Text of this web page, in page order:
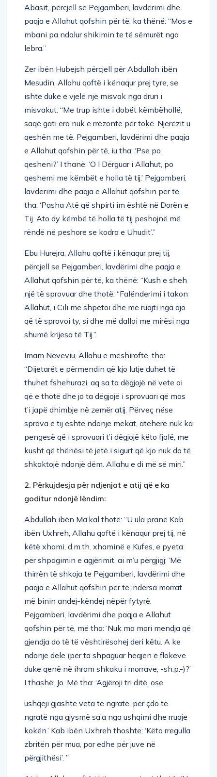
Abasit, përcjell se Pejgamberi, lavdërimi dhe
paqja e Allahut qofshin për të, ka thënë: “Mos e
mbani pa ndalur shikimin te të sëmurët nga
lebra.”
Zer ibën Hubejsh përcjell për Abdullah ibën
Mesudin, Allahu qoftë i kënaqur prej tyre, se
ishte duke e vjelë një misvak nga druri i
misvakut. “Me trup ishte i dobët këmbëhollë,
saqë gati era nuk e rrëzonte për tokë. Njerëzit u
qeshën me të. Pejgamberi, lavdërimi dhe paqja
e Allahut qofshin për të, iu tha: ‘Pse po
qesheni?’ I thanë: ‘O I Dërguar i Allahut, po
qeshemi me këmbët e holla të tij.’ Pejgamberi,
lavdërimi dhe paqja e Allahut qofshin për të,
tha: ‘Pasha Atë që shpirti im është në Dorën e
Tij. Ato dy këmbë të holla të tij peshojnë më
rëndë në peshore se kodra e Uhudit’.”
Ebu Hurejra, Allahu qoftë i kënaqur prej tij,
përcjell se Pejgamberi, lavdërimi dhe paqja e
Allahut qofshin për të, ka thënë: “Kush e sheh
një të sprovuar dhe thotë: “Falënderimi i takon
Allahut, i Cili më shpëtoi dhe më ruajti nga ajo
që të sprovoi ty, si dhe më dalloi me mirësi nga
shumë krijesa të Tij.”
Imam Neveviu, Allahu e mëshiroftë, tha:
“Dijetarët e përmendin që kjo lutje duhet të
thuhet fshehurazi, aq sa ta dëgjojë në vete ai
që e thotë dhe jo ta dëgjojë i sprovuari që mos
t’i japë dhimbje në zemër atij. Përveç nëse
sprova e tij është ndonjë mëkat, atëherë nuk ka
pengesë që i sprovuari t’i dëgjojë këto fjalë, me
kusht që thënësi të jetë i sigurt që kjo nuk do të
shkaktojë ndonjë dëm. Allahu e di më së miri.”
2. Përkujdesja për ndjenjat e atij që e ka
goditur ndonjë lëndim:
Abdullah ibën Ma’kal thotë: “U ula pranë Kab
ibën Uxhreh, Allahu qoftë i kënaqur prej tij, në
këtë xhami, d.m.th. xhaminë e Kufes, e pyeta
për shpagimin e agjërimit, ai m’u përgjigj: ‘Më
thirrën të shkoja te Pejgamberi, lavdërimi dhe
paqja e Allahut qofshin për të, ndërsa morrat
më binin andej-këndej nëpër fytyrë.
Pejgamberi, lavdërimi dhe paqja e Allahut
qofshin për të, më tha: ‘Nuk ma mori mendja që
gjendja do të të vështirësohej deri këtu. A ke
ndonjë dele (për ta shpaguar heqjen e flokëve
duke qenë në ihram shkaku i morrave, -sh.p.-)?’
I thashë: Jo. Më tha: ‘Agjëroji tri ditë, ose
ushqeji gjashtë veta të ngratë, për çdo të
ngratë nga gjysmë sa’a nga ushqimi dhe rruaje
kokën.’ Kab ibën Uxhreh thoshte: ‘Këto rregulla
zbritën për mua, por edhe për juve në
përgjithësi’. ”